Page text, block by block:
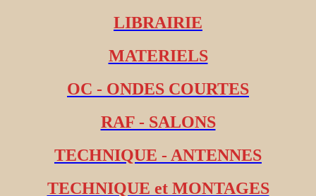
LIBRAIRIE
MATERIELS
OC - ONDES COURTES
RAF - SALONS
TECHNIQUE - ANTENNES
TECHNIQUE et MONTAGES